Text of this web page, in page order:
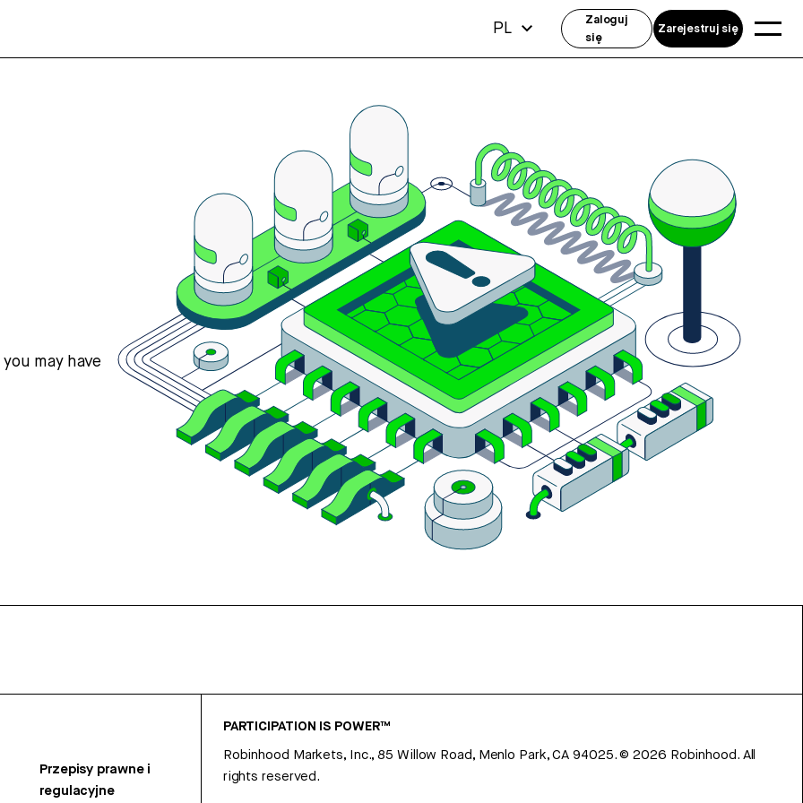
may have
Przepisy prawne i
regulacyjne
PARTICIPATION IS POWER™
Robinhood Markets, Inc., 85 Willow Road, Menlo Park, CA 94025.©2026 Robinhood. All
rights reserved.
PL
Zaloguj
się
Zarejestruj się